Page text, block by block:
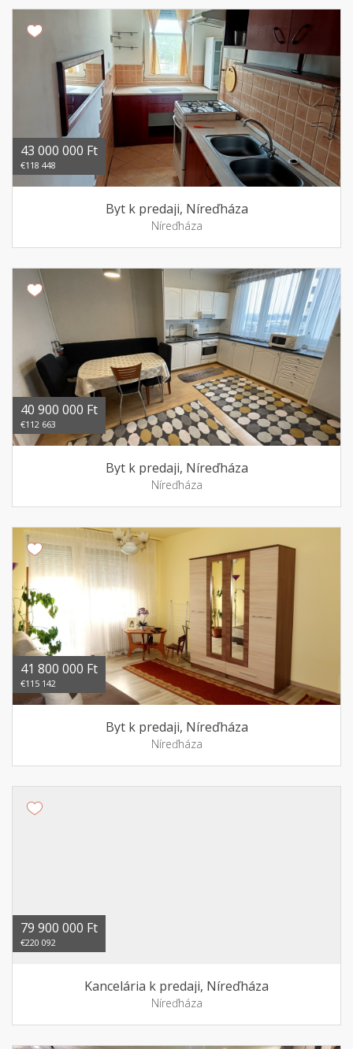
43 000 000 Ft
€118 448
Byt k predaji, Níreďháza
Níreďháza
40 900 000 Ft
€112 663
Byt k predaji, Níreďháza
Níreďháza
41 800 000 Ft
€115 142
Byt k predaji, Níreďháza
Níreďháza
79 900 000 Ft
€220 092
Kancelária k predaji, Níreďháza
Níreďháza